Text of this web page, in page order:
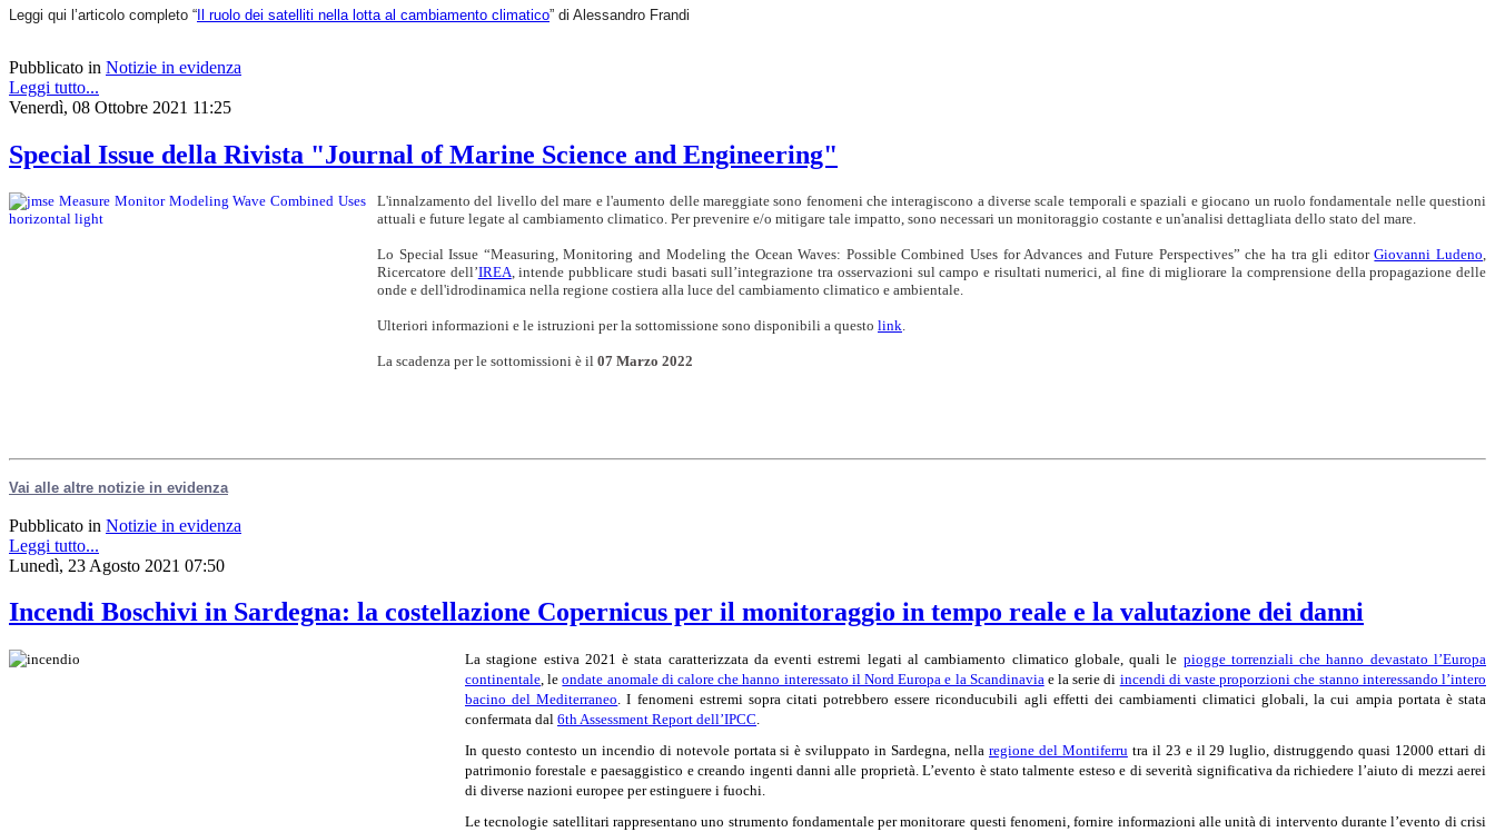
Leggi qui l’articolo completo “Il ruolo dei satelliti nella lotta al cambiamento climatico” di Alessandro Frandi
Pubblicato in Notizie in evidenza
Leggi tutto...
Venerdì, 08 Ottobre 2021 11:25
Special Issue della Rivista "Journal of Marine Science and Engineering"
L'innalzamento del livello del mare e l'aumento delle mareggiate sono fenomeni che interagiscono a diverse scale temporali e spaziali e giocano un ruolo fondamentale nelle questioni
attuali e future legate al cambiamento climatico. Per prevenire e/o mitigare tale impatto, sono necessari un monitoraggio costante e un'analisi dettagliata dello stato del mare.
Lo Special Issue “Measuring, Monitoring and Modeling the Ocean Waves: Possible Combined Uses for Advances and Future Perspectives” che ha tra gli editorGiovanni Ludeno
Ricercatore dell’IREA , intende pubblicare studi basati sull’integrazione tra osservazioni sul campo e risultati numerici, al fine di migliorare la comprensione della propagazione delle
onde e dell'idrodinamica nella regione costiera alla luce del cambiamento climatico e ambientale.
Ulteriori informazioni e le istruzioni per la sottomissione sono disponibili a questo link
La scadenza per le sottomissioni è il 07 Marzo 2022
Vai alle altre notizie in evidenza
Pubblicato in Notizie in evidenza
Leggi tutto...
Lunedì, 23 Agosto 2021 07:50
Incendi Boschivi in Sardegna: la costellazione Copernicus per il monitoraggio in tempo reale e la valutazione dei danni
La stagione estiva 2021 è stata caratterizzata da eventi estremi legati al cambiamento climatico globale, quali le piogge torrenziali che hanno devastato l’Europa
continentale, leondate anomale di calore che hanno interessato il Nord Europa e la Scandinaviae la serie di incendi di vaste proporzioni che stanno interessando l’intero
bacino del Mediterraneo. I fenomeni estremi sopra citati potrebbero essere riconducubili agli effetti dei cambiamenti climatici globali, la cui ampia portata è stata
confermata dal 6th Assessment Report dell’IPCC.
In questo contesto un incendio di notevole portata si è sviluppato in Sardegna, nella regione del Montiferrutra il 23 e il 29 luglio, distruggendo quasi 12000 ettari di
patrimonio forestale e paesaggistico e creando ingenti danni alle proprietà. L’evento è stato talmente esteso e di severità significativa da richiedere l’aiuto di mezzi aerei
di diverse nazioni europee per estinguere i fuochi.
Le tecnologie satellitari rappresentano uno strumento fondamentale per monitorare questi fenomeni, fornire informazioni alle unità di intervento durante l’evento di crisi